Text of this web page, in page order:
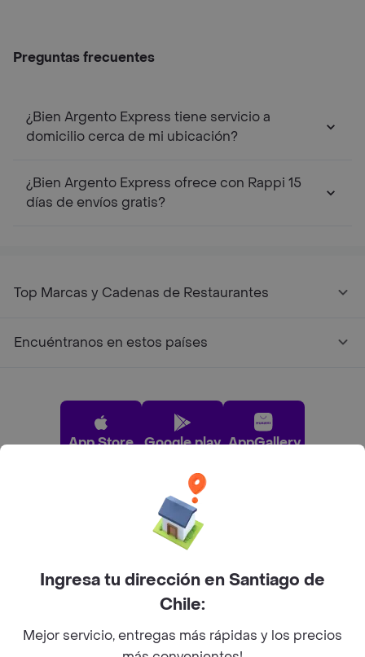
Preguntas frecuentes
¿Bien Argento Express tiene servicio a
domicilio cerca de mi ubicación?
¿Bien Argento Express ofrece con Rappi 15
días de envíos gratis?
Top Marcas y Cadenas de Restaurantes
Encuéntranos en estos países
App Store Google play AppGallery
Pide tu comida favorita cerca de ti
Categorías
Ingresa tu dirección en Santiago de
Chile:
Mejor servicio, entregas más rápidas y los precios